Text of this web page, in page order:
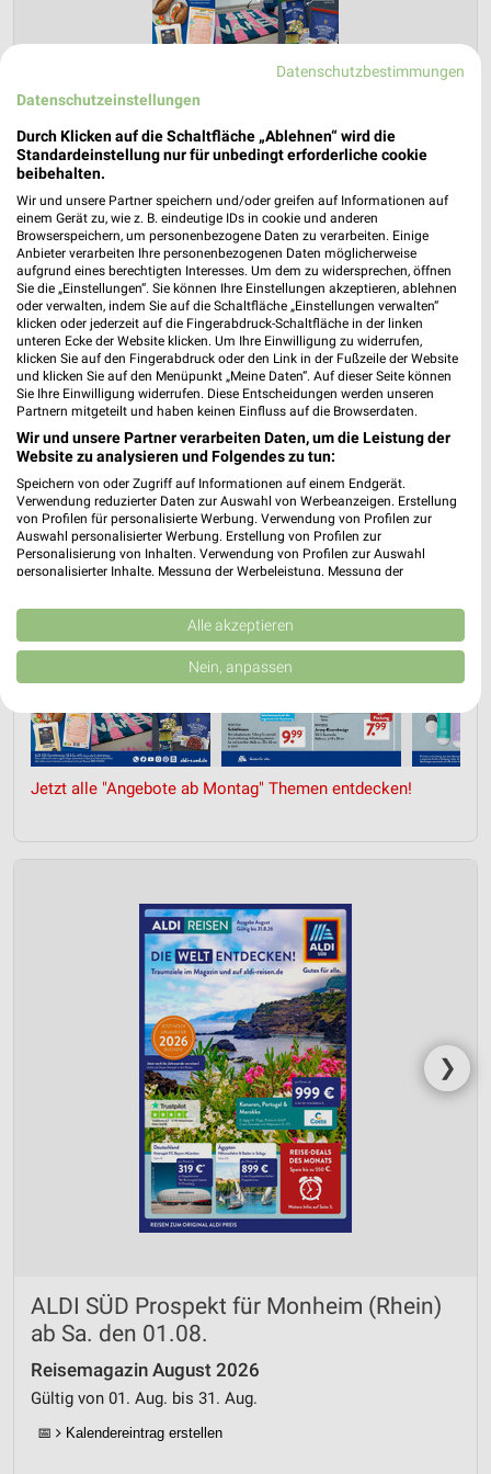
ALDI SÜD Prospekt für Monheim (Rhein)
ab Mo. den 10.08.
Gültig von 10. Aug. bis 15. Aug.
📅 Kalendereintrag erstellen
PROSPEKT BLÄTTERN
ANGEBOTE AB MONTAG FLEISCH & WURST AKTIONEN, RABATTE &
Jetzt alle "Angebote ab Montag" Themen entdecken!
❯
ALDI SÜD Prospekt für Monheim (Rhein)
ab Sa. den 01.08.
Reisemagazin August 2026
Gültig von 01. Aug. bis 31. Aug.
📅 Kalendereintrag erstellen
Datenschutzbestimmungen
Datenschutzeinstellungen
Durch Klicken auf die Schaltfläche „Ablehnen“ wird die
Standardeinstellung nur für unbedingt erforderliche cookie
beibehalten.
Wir und unsere Partner speichern und/oder greifen auf Informationen auf
einem Gerät zu, wie z. B. eindeutige IDs in cookie und anderen
Browserspeichern, um personenbezogene Daten zu verarbeiten. Einige
Anbieter verarbeiten Ihre personenbezogenen Daten möglicherweise
aufgrund eines berechtigten Interesses. Um dem zu widersprechen, öffnen
Sie die „Einstellungen“. Sie können Ihre Einstellungen akzeptieren, ablehnen
oder verwalten, indem Sie auf die Schaltfläche „Einstellungen verwalten“
klicken oder jederzeit auf die Fingerabdruck-Schaltfläche in der linken
unteren Ecke der Website klicken. Um Ihre Einwilligung zu widerrufen,
klicken Sie auf den Fingerabdruck oder den Link in der Fußzeile der Website
und klicken Sie auf den Menüpunkt „Meine Daten“. Auf dieser Seite können
Sie Ihre Einwilligung widerrufen. Diese Entscheidungen werden unseren
Partnern mitgeteilt und haben keinen Einfluss auf die Browserdaten.
Wir und unsere Partner verarbeiten Daten, um die Leistung der
Website zu analysieren und Folgendes zu tun:
Speichern von oder Zugriff auf Informationen auf einem Endgerät.
Verwendung reduzierter Daten zur Auswahl von Werbeanzeigen. Erstellung
von Profilen für personalisierte Werbung. Verwendung von Profilen zur
Auswahl personalisierter Werbung. Erstellung von Profilen zur
Personalisierung von Inhalten. Verwendung von Profilen zur Auswahl
personalisierter Inhalte. Messung der Werbeleistung. Messung der
Kombinationen von Daten aus verschiedenen Quellen. Entwicklung und
Verbesserung der Angebote. Verwendung reduzierter Daten zur Auswahl
von Inhalten.
Daten können außerhalb der Europäischen Union weitergegeben und in die
Website/App.
Partnerliste anzeigen (1 IAB-Anbieter)
IAB-Verarbeitungszwecke:
Werbeanzeigen
Erstellung von Profilen für personalisierte
Verwendung von Profilen zur Auswahl
personalisierter Werbung
Erstellung von Profilen zur Personalisierung
Verwendung von Profilen zur Auswahl
personalisierter Inhalte
Messung der Werbeleistung
Analyse von Zielgruppen durch Statistiken oder
Kombinationen von Daten aus verschiedenen
Quellen
Entwicklung und Verbesserung der Angebote
Verwendung reduzierter Daten zur Auswahl von
Alle akzeptieren
Nein, anpassen